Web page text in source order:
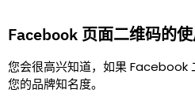
Facebook 页面二维码的使
您会很高兴知道，如果 Facebook
您的品牌知名度。